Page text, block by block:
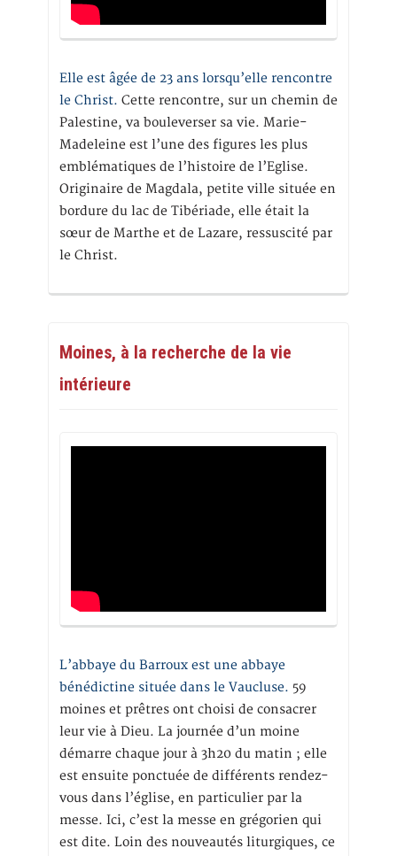
Elle est âgée de 23 ans lorsqu’elle rencontre
le Christ. Cette rencontre, sur un chemin de
Palestine, va bouleverser sa vie. Marie-
Madeleine est l’une des figures les plus
emblématiques de l’histoire de l’Eglise.
Originaire de Magdala, petite ville située en
bordure du lac de Tibériade, elle était la
sœur de Marthe et de Lazare, ressuscité par
le Christ.
Moines, à la recherche de la vie
intérieure
L’abbaye du Barroux est une abbaye
bénédictine située dans le Vaucluse. 59
moines et prêtres ont choisi de consacrer
leur vie à Dieu. La journée d’un moine
démarre chaque jour à 3h20 du matin ; elle
est ensuite ponctuée de différents rendez-
vous dans l’église, en particulier par la
messe. Ici, c’est la messe en grégorien qui
est dite. Loin des nouveautés liturgiques, ce